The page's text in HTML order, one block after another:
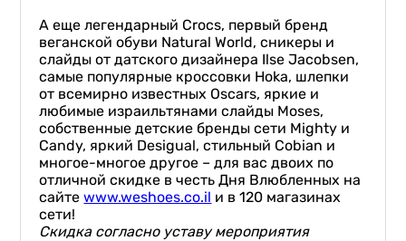
А еще легендарный Crocs, первый бренд
веганской обуви Natural World, сникеры и
слайды от датского дизайнера Ilse Jacobsen,
самые популярные кроссовки Hoka, шлепки
от всемирно известных Oscars, яркие и
любимые израильтянами слайды Moses,
собственные детские бренды сети Mighty и
Candy, яркий Desigual, стильный Cobian и
многое-многое другое – для вас двоих по
отличной скидке в честь Дня Влюбленных на
сайтеwww.weshoes.co.il и в 120 магазинах
сети!
Скидка согласно уставу мероприятия